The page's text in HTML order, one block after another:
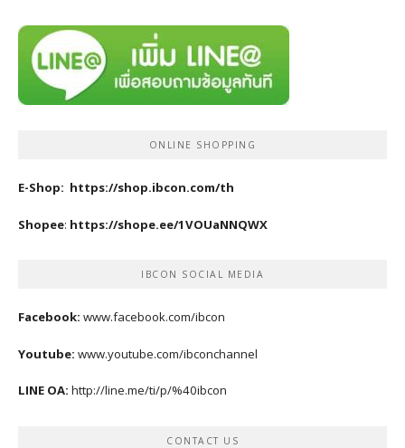
ONLINE SHOPPING
E-Shop: https://shop.ibcon.com/th
Shopee: https://shope.ee/1VOUaNNQWX
IBCON SOCIAL MEDIA
Facebook: www.facebook.com/ibcon
Youtube: www.youtube.com/ibconchannel
LINE OA: http://line.me/ti/p/%40ibcon
CONTACT US